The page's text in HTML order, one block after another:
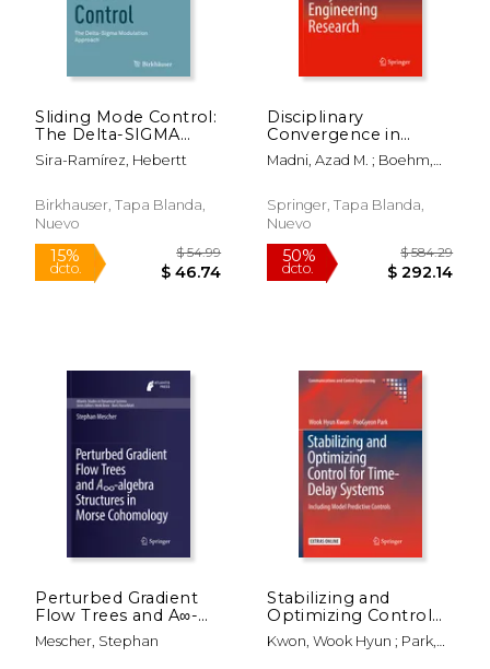
dcto. $ 212.49 dcto.
Sliding Mode Control:
The Delta-SIGMA
Modulation Approach
(en Inglés)
Sira-Ramírez, Hebertt
Birkhauser, Tapa Blanda,
Nuevo
Disciplinary
Convergence in
Systems Engineering
Research (en Inglés)
Madni, Azad M. ; Boehm,
Springer, Tapa Blanda,
Nuevo
Perturbed Gradient
Flow Trees and A∞-
Algebra Structures in
Morse Cohomology
Mescher, Stephan
Stabilizing and
Optimizing Control
for Time-Delay
Systems: Including
Kwon, Wook Hyun ; Park,